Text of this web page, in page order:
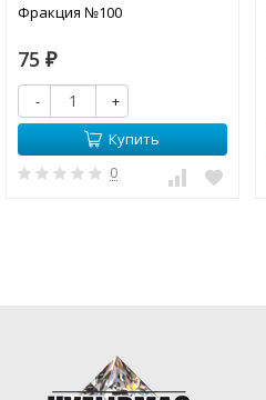
Фракция №100
75 ₽
-
+
Купить
0